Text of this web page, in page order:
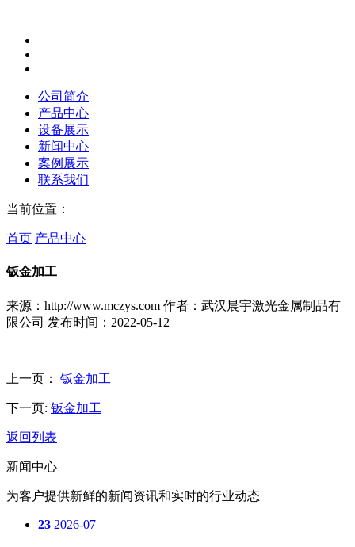
公司简介
产品中心
设备展示
新闻中心
案例展示
联系我们
当前位置：
首页 产品中心
钣金加工
来源：http://www.mczys.com 作者：武汉晨宇激光金属制品有
限公司 发布时间：2022-05-12
上一页： 钣金加工
下一页: 钣金加工
返回列表
新闻中心
为客户提供新鲜的新闻资讯和实时的行业动态
23 2026-07